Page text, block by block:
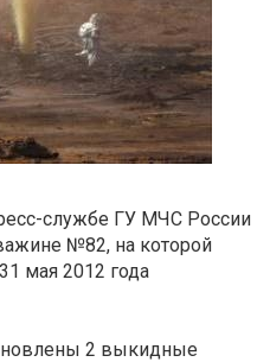
службе ГУ МЧС России
№82, на которой
мая 2012 года
2 выкидные